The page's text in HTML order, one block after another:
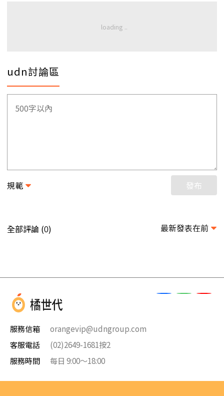
udn討論區
規範 發布
全部評論 (0) 最新發表在前
服務信箱
orangevip@udngroup.com
客服電話
(02)2649-1681按2
服務時間
每日 9:00～18:00